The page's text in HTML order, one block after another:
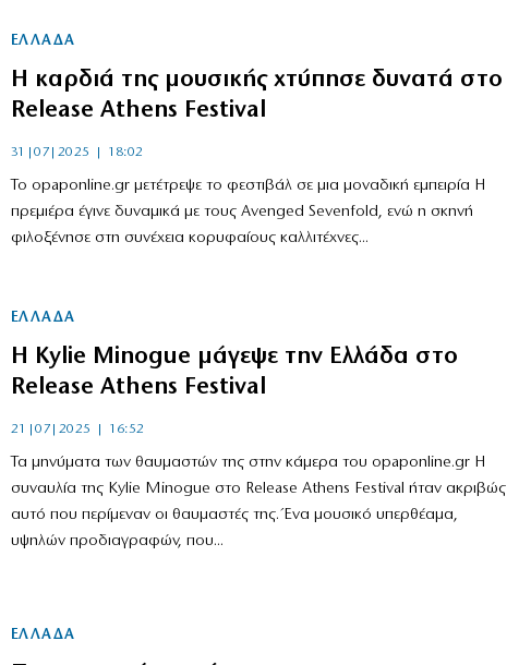
ΕΛΛΑΔΑ
Η καρδιά της μουσικής χτύπησε δυνατά στο
Release Athens Festival
31|07|2025 | 18:02
Το opaponline.gr μετέτρεψε το φεστιβάλ σε μια μοναδική εμπειρία Η
πρεμιέρα έγινε δυναμικά με τους Avenged Sevenfold, ενώ η σκηνή
φιλοξένησε στη συνέχεια κορυφαίους καλλιτέχνες...
ΕΛΛΑΔΑ
Η Kylie Minogue μάγεψε την Ελλάδα στο
Release Athens Festival
21|07|2025 | 16:52
Τα μηνύματα των θαυμαστών της στην κάμερα του opaponline.gr Η
συναυλία της Kylie Minogue στο Release Athens Festival ήταν ακριβώς
αυτό που περίμεναν οι θαυμαστές της. Ένα μουσικό υπερθέαμα,
υψηλών προδιαγραφών, που...
ΕΛΛΑΔΑ